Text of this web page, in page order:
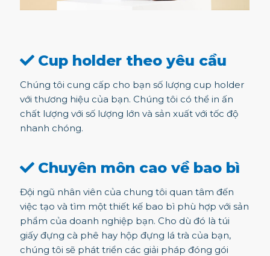
Cup holder theo yêu cầu
Chúng tôi cung cấp cho bạn số lượng cup holder
với thương hiệu của bạn. Chúng tôi có thể in ấn
chất lượng với số lượng lớn và sản xuất với tốc độ
nhanh chóng.
Chuyên môn cao về bao bì
Đội ngũ nhân viên của chung tôi quan tâm đến
việc tạo và tìm một thiết kế bao bì phù hợp với sản
phẩm của doanh nghiệp bạn. Cho dù đó là túi
giấy đựng cà phê hay hộp đựng lá trà của bạn,
chúng tôi sẽ phát triển các giải pháp đóng gói